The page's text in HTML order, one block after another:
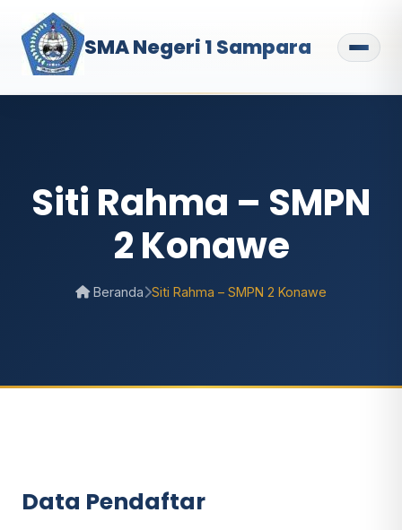
SMA Negeri 1 Sampara
Siti Rahma – SMPN
2 Konawe
Beranda Siti Rahma – SMPN 2 Konawe
Data Pendaftar